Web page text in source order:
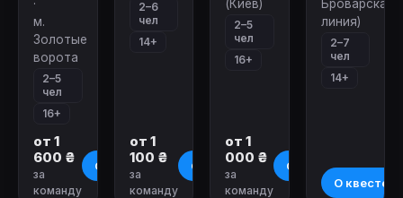
·
м.
Золотые
ворота
2–5
чел
16+
от 1
600 ₴
за
команду
О квесте
2–6
чел
14+
от 1
100 ₴
за
команду
О квесте
(Киев)
2–5
чел
16+
от 1
000 ₴
за
команду
О квесте
Броварская
линия)
2–7
чел
14+
О квесте